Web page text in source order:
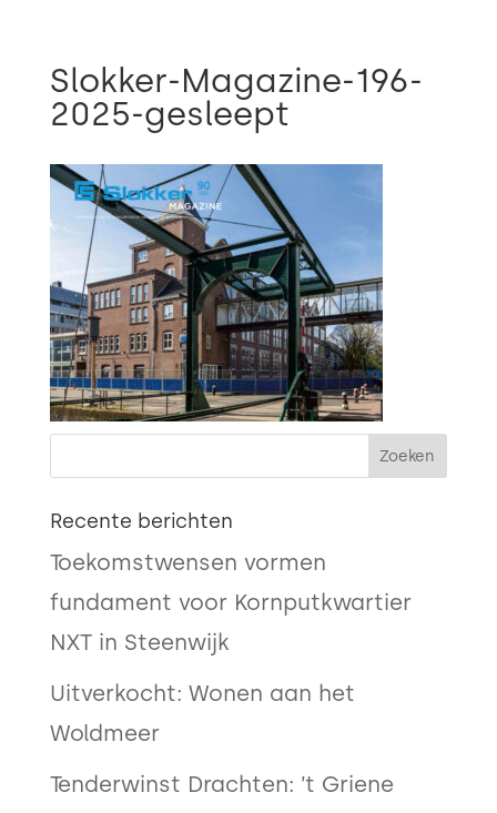
Slokker-Magazine-196-
2025-gesleept
Recente berichten
Toekomstwensen vormen
fundament voor Kornputkwartier
NXT in Steenwijk
Uitverkocht: Wonen aan het
Woldmeer
Tenderwinst Drachten: ’t Griene